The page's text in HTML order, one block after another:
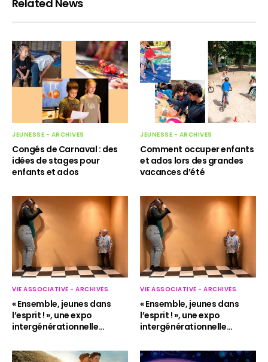
Related News
JEUNESSE - ARCHIVES
Congés de Carnaval : des
idées de stages pour
enfants et ados
JEUNESSE - ARCHIVES
Comment occuper enfants
et ados lors des grandes
vacances d’été
VIE ASSOCIATIVE - ARCHIVES
« Ensemble, jeunes dans
l’esprit ! », une expo
intergénérationnelle…
VIE ASSOCIATIVE - ARCHIVES
« Ensemble, jeunes dans
l’esprit ! », une expo
intergénérationnelle…